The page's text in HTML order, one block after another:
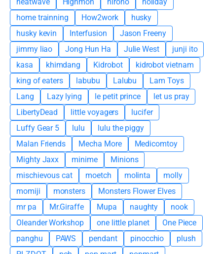
home trainning
How2work
husky
husky kevin
Interfusion
Jason Freeny
jimmy liao
Jong Hun Ha Julie West
junji ito
kasa
khimdang Kidrobot
kidrobot vietnam
king of eaters
labubu Lalubu
Lam Toys
Lang
Lazy lying le petit prince
let us pray
LibertyDead
little voyagers
lucifer
Luffy Gear 5
lulu
lulu the piggy
Malan Friends
Mecha More
Medicomtoy
Mighty Jaxx
minime
Minions
mischievous cat
moetch molinta
molly
momiji
monsters
Monsters Flower Elves
mr pa
Mr.Giraffe Mupa naughty
nook
Oleander Workshop
one little planet
One Piece
panghu
PAWS pendant pinocchio
plush